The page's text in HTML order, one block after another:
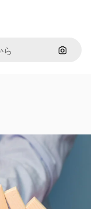
画像で